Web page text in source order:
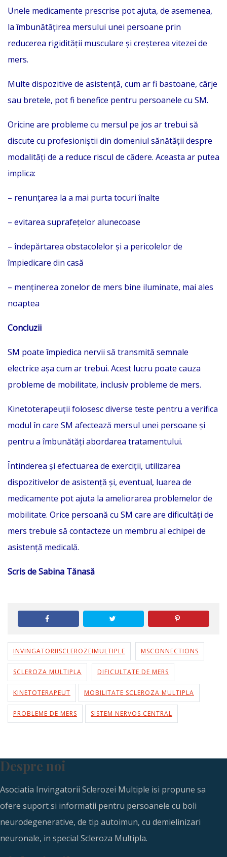
Unele medicamente prescrise pot ajuta, de asemenea,
la îmbunătățirea mersului unei persoane prin
reducerea rigidității musculare și creșterea vitezei de
mers.
Multe dispozitive de asistență, cum ar fi bastoane, cârje
sau bretele, pot fi benefice pentru persoanele cu SM.
Oricine are probleme cu mersul pe jos ar trebui să
discute cu profesioniștii din domeniul sănătății despre
modalități de a reduce riscul de cădere. Aceasta ar putea
implica:
– renunțarea la a mai purta tocuri înalte
– evitarea suprafețelor alunecoase
– îndepărtarea obstacolelor și a pericolelor de
împiedicare din casă
– menținerea zonelor de mers bine iluminate, mai ales
noaptea
Concluzii
SM poate împiedica nervii să transmită semnale
electrice așa cum ar trebui. Acest lucru poate cauza
probleme de mobilitate, inclusiv probleme de mers.
Kinetoterapeuții folosesc diverse teste pentru a verifica
modul în care SM afectează mersul unei persoane și
pentru a îmbunătăți abordarea tratamentului.
Întinderea și efectuarea de exerciții, utilizarea
dispozitivelor de asistență și, eventual, luarea de
medicamente pot ajuta la ameliorarea problemelor de
mobilitate. Orice persoană cu SM care are dificultăți de
mers trebuie să contacteze un membru al echipei de
asistență medicală.
Scris de Sabina Tănasă
INVINGATORIISCLEROZEIMULTIPLE MSCONNECTIONS
SCLEROZA MULTIPLA DIFICULTATE DE MERS
KINETOTERAPEUT MOBILITATE SCLEROZA MULTIPLA
PROBLEME DE MERS SISTEM NERVOS CENTRAL
Despre noi
Asociatia Invingatorii Sclerozei Multiple isi propune sa
ofere suport si informatii pentru persoanele cu boli
neurodegenerative, de tip autoimun, cu demielinizari
neuronale, in special Scleroza Multipla.